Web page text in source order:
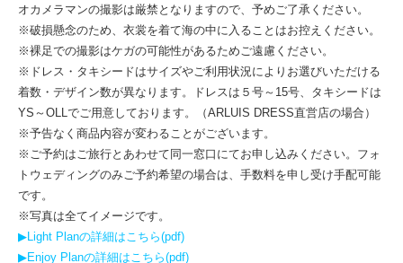
オカメラマンの撮影は厳禁となりますので、予めご了承ください。
※破損懸念のため、衣裳を着て海の中に入ることはお控えください。
※裸足での撮影はケガの可能性があるためご遠慮ください。
※ドレス・タキシードはサイズやご利用状況によりお選びいただける
着数・デザイン数が異なります。ドレスは５号～15号、タキシードは
YS～OLLでご用意しております。（ARLUIS DRESS直営店の場合）
※予告なく商品内容が変わることがございます。
※ご予約はご旅行とあわせて同一窓口にてお申し込みください。フォ
トウェディングのみご予約希望の場合は、手数料を申し受け手配可能
です。
※写真は全てイメージです。
▶Light Planの詳細はこちら(pdf)
▶Enjoy Planの詳細はこちら(pdf)